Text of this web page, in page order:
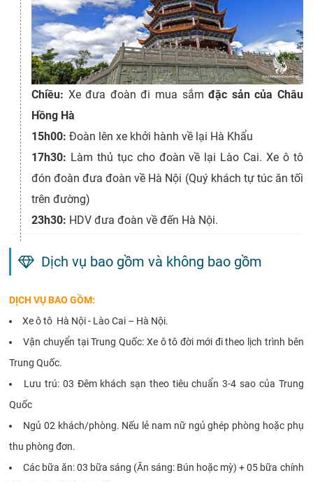
Chiều: Xe đưa đoàn đi mua sắmđặc sản của Châu
Hồng Hà
15h00:Đoàn lên xe khởi hành về lại Hà Khẩu
17h30: Làm thủ tục cho đoàn về lại Lào Cai. Xe ô tô
đón đoàn đưa đoàn về Hà Nội (Quý khách tự túc ăn tối
trên đường)
23h30: HDV đưa đoàn về đến Hà Nội.
Dịch vụ bao gồm và không bao gồm
DỊCH VỤ BAO GỒM:
Xe ô tô Hà Nội - Lào Cai – Hà Nội.
Vận chuyển tại Trung Quốc: Xe ô tô đời mới đi theo lịch trình bên
Trung Quốc.
Lưu trú: 03 Đêm khách sạn theo tiêu chuẩn 3-4 sao của Trung
Quốc
Ngủ 02 khách/phòng. Nếu lẻ nam nữ ngủ ghép phòng hoặc phụ
thu phòng đơn.
Các bữa ăn: 03 bữa sáng (Ăn sáng: Bún hoặc mỳ) + 05 bữa chính